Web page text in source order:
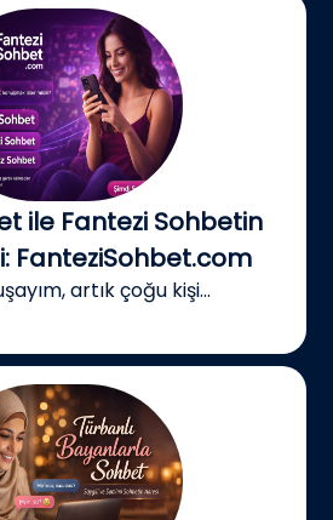
ile Fantezi Sohbetin
FanteziSohbet.com
artık çoğu kişi...